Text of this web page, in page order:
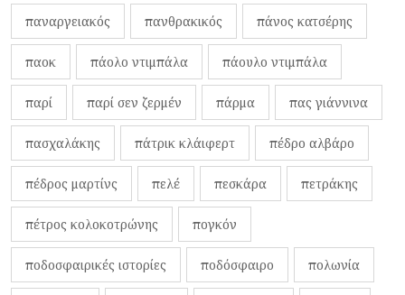
παναργειακός πανθρακικός πάνος κατσέρης
παοκ πάολο ντιμπάλα πάουλο ντιμπάλα
παρί παρί σεν ζερμέν πάρμα πας γιάννινα
πασχαλάκης πάτρικ κλάιφερτ πέδρο αλβάρο
πέδρος μαρτίνς πελέ πεσκάρα πετράκης
πέτρος κολοκοτρώνης πογκόν
ποδοσφαιρικές ιστορίες ποδόσφαιρο πολωνία